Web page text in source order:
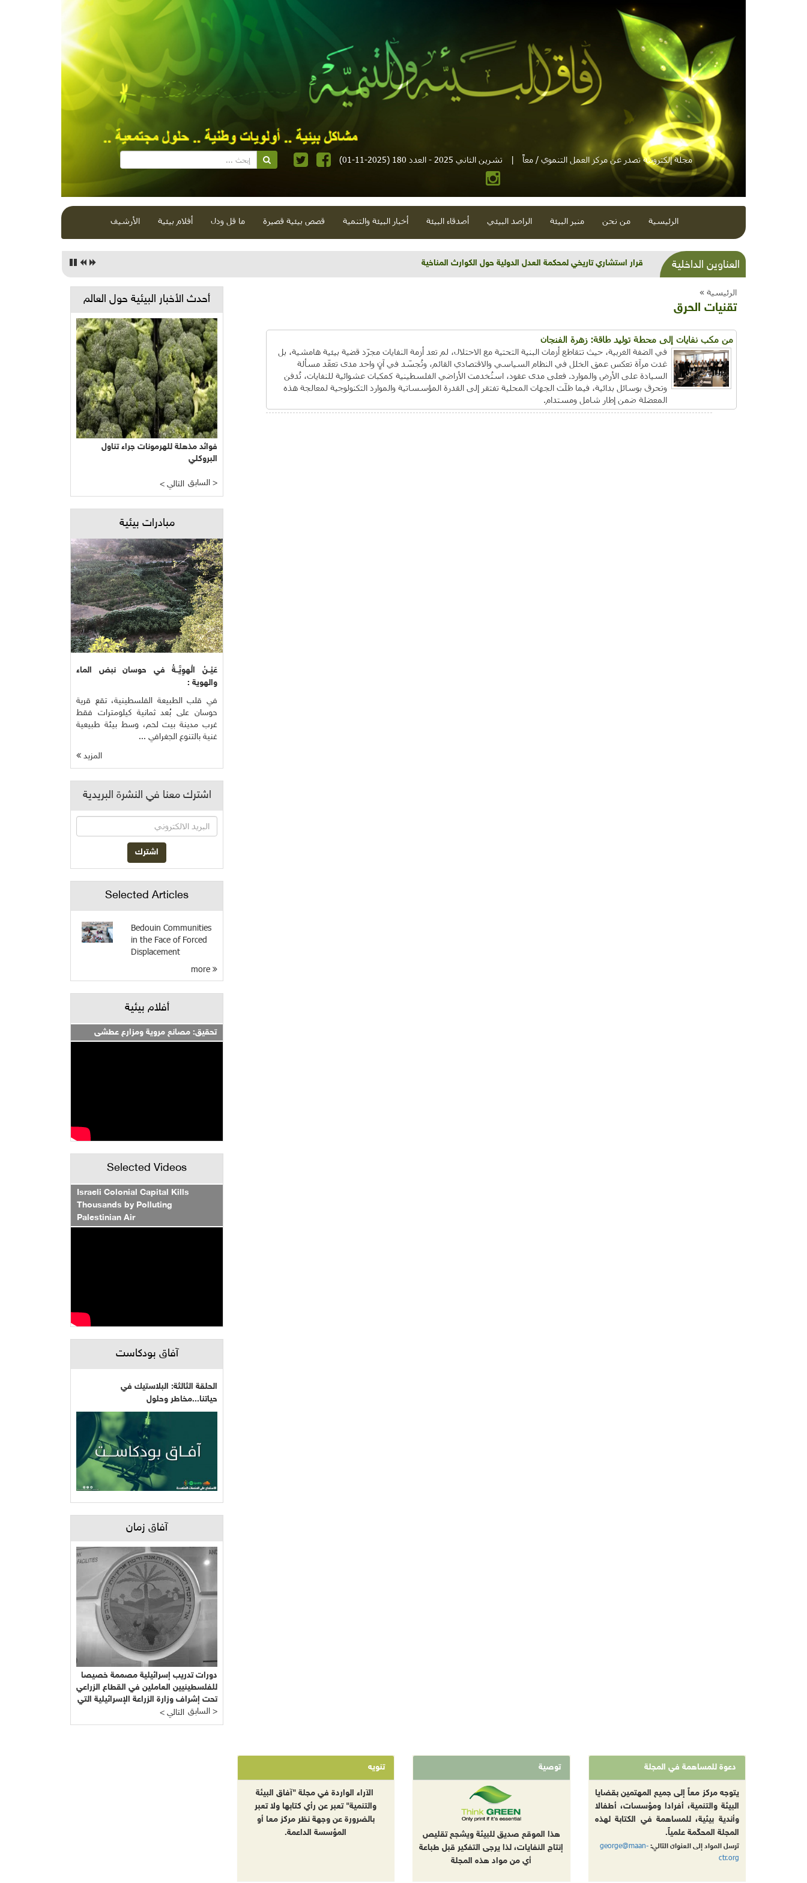
مجلة إلكترونية تصدر عن مركز العمل التنموي / معاً | تشرين الثاني 2025 - العدد 180 (2025-11-01)
الرئيسية من نحن منبر البيئة الراصد البيئي أصدقاء البيئة أخبار البيئة والتنمية قصص بيئية قصيرة ما قل ودل أفلام بيئية الأرشيف
العناوين الداخلية شذرات بيئية وتنموية...بنية تحتية وحلويات قبيحة وحاكورة ونوبل وزيتون و"سيباط"
الرئيسية »
تقنيات الحرق
من مكب نفايات إلى محطة توليد طاقة: زهرة الفنجان
في الضفة الغربية، حيث تتقاطع أزمات البنية التحتية مع الاحتلال، لم تعد أزمة النفايات مجرّد قضية بيئية هامشية، بل
غدت مرآة تعكس عمق الخلل في النظام السياسي والاقتصادي القائم، وتُجسّد في آنٍ واحد مدى تعقّد مسألة
السيادة على الأرض والموارد. فعلى مدى عقود، استُخدمت الأراضي الفلسطينية كمكبات عشوائية للنفايات، تُدفن
وتحرق بوسائل بدائية، فيما ظلّت الجهات المحلية تفتقر إلى القدرة المؤسساتية والموارد التكنولوجية لمعالجة هذه
المعضلة ضمن إطار شامل ومستدام.
أحدث الأخبار البيئية حول العالم
فوائد مذهلة للهرمونات جراء تناول
البروكلي
< التالي السابق >
مبادرات بيئية
عَيْــنُ الْهوِيَّــةُ في حوسان نبض الماء
والهوية :
في قلب الطبيعة الفلسطينية، تقع قرية
حوسان على بُعد ثمانية كيلومترات فقط
غرب مدينة بيت لحم، وسط بيئة طبيعية
غنية بالتنوع الجغرافي ...
المزيد
اشترك معنا في النشرة البريدية
Selected Articles
Bedouin Communities
in the Face of Forced
Displacement
أفلام بيئية
تحقيق: مصانع مروية ومزارع عطشى
Selected Videos
Israeli Colonial Capital Kills
Thousands by Polluting
Palestinian Air
آفاق بودكاست
الحلقة الثالثة: البلاستيك في
حياتنا...مخاطر وحلول
آفاق زمان
دورات تدريب إسرائيلية مصممة خصيصا
للفلسطينيين العاملين في القطاع الزراعي
تحت إشراف وزارة الزراعة الإسرائيلية التي
يرأسها يائير شَمِير نائب ليبرمان رئيس
"إسرائيل بيتنا"!!!
< التالي السابق >
دعوة للمساهمة في المجلة
يتوجه مركز معاً إلى جميع المهتمين بقضايا
البيئة والتنمية، أفرادا ومؤسسات، أطفالا
وأندية بيئية، للمساهمة في الكتابة لهذه
المجلة المحكّمة علمياً.
ترسل المواد إلى العنوان التالي:george@maan-
ctr.org
توصية
هذا الموقع صديق للبيئة ويشجع تقليص
إنتاج النفايات، لذا يرجى التفكير قبل طباعة
أي من مواد هذه المجلة
تنويه
الآراء الواردة في مجلة "آفاق البيئة
والتنمية" تعبر عن رأي كتابها ولا تعبر
بالضرورة عن وجهة نظر مركز معا أو
المؤسسة الداعمة.